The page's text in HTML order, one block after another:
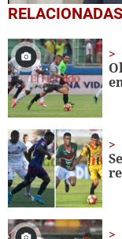
0
seconds
5
minutes,
8
seconds